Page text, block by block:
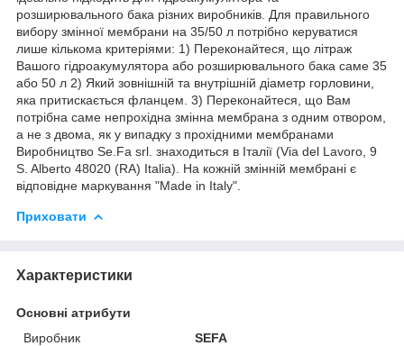
розширювального бака різних виробників. Для правильного
вибору змінної мембрани на 35/50 л потрібно керуватися
лише кількома критеріями: 1) Переконайтеся, що літраж
Вашого гідроакумулятора або розширювального бака саме 35
або 50 л 2) Який зовнішній та внутрішній діаметр горловини,
яка притискається фланцем. 3) Переконайтеся, що Вам
потрібна саме непрохідна змінна мембрана з одним отвором,
а не з двома, як у випадку з прохідними мембранами
Виробництво Se.Fa srl. знаходиться в Італії (Via del Lavoro, 9
S. Alberto 48020 (RA) Italia). На кожній змінній мембрані є
відповідне маркування "Made in Italy".
Приховати
Характеристики
Основні атрибути
Виробник
SEFA